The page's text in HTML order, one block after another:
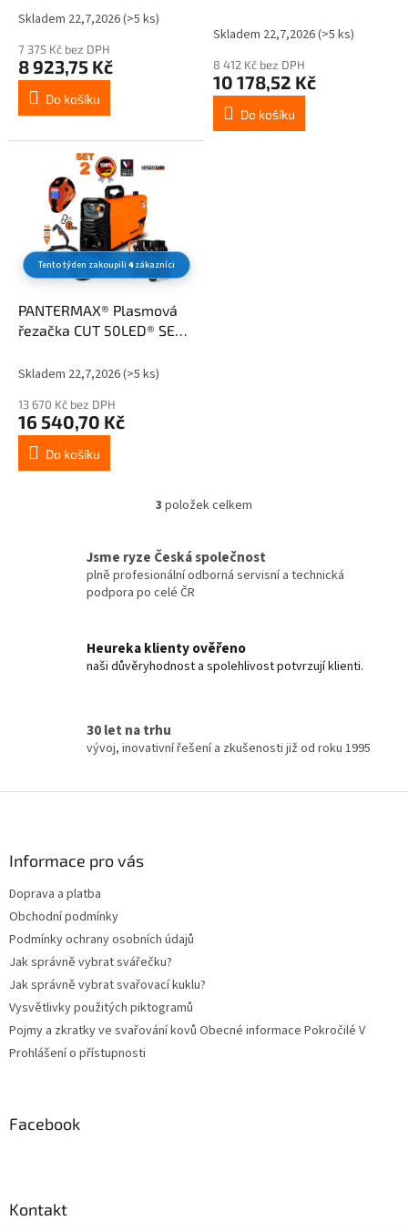
hořák IPT40-6 m
Průměrné
produktu
je
3,6
hvězdiček.
Skladem 22,7,2026(>5 ks)
7 375 Kč bez DPH
8 923,75 Kč
Do košíku
Skladem 22,7,2026(>5 ks)
8 412 Kč bez DPH
10 178,52 Kč
Do košíku
Tento týden zakoupili 4zákazníci
PANTERMAX® Plasmová
řezačka CUT 50LED® SET2,
Skladem 22,7,2026(>5 ks)
13 670 Kč bez DPH
16 540,70 Kč
Do košíku
O
á
d
p
r
v
ý
i
3 položek celkem
Jsme ryze Česká společnost
plně profesionální odborná servisní a technická
podpora po celé ČR
Heureka klienty ověřeno
naši důvěryhodnost a spolehlivost potvrzují klienti.
30 let na trhu
vývoj, inovativní řešení a zkušenosti již od roku 1995
Informace pro vás
Doprava a platba
Obchodní podmínky
Podmínky ochrany osobních údajů
Jak správně vybrat svářečku?
Jak správně vybrat svařovací kuklu?
Vysvětlivky použitých piktogramů
Pojmy a zkratky ve svařování kovů Obecné informace Pokročilé V
Prohlášení o přístupnosti
Facebook
Kontakt